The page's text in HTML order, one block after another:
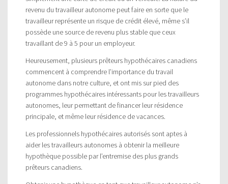
revenu du travailleur autonome peut faire en sorte que le
travailleur représente un risque de crédit élevé, même s’il
possède une source de revenu plus stable que ceux
travaillant de 9 à 5 pour un employeur.
Heureusement, plusieurs prêteurs hypothécaires canadiens
commencent à comprendre l’importance du travail
autonome dans notre culture, et ont mis sur pied des
programmes hypothécaires intéressants pour les travailleurs
autonomes, leur permettant de financer leur résidence
principale, et même leur résidence de vacances.
Les professionnels hypothécaires autorisés sont aptes à
aider les travailleurs autonomes à obtenir la meilleure
hypothèque possible par l’entremise des plus grands
prêteurs canadiens.